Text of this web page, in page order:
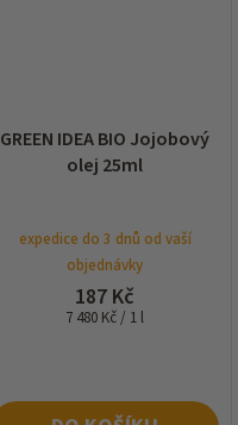
GREEN IDEA BIO Jojobový
olej 25ml
expedice do 3 dnů od vaší
objednávky
187 Kč
Měrná
7 480 Kč / 1 l